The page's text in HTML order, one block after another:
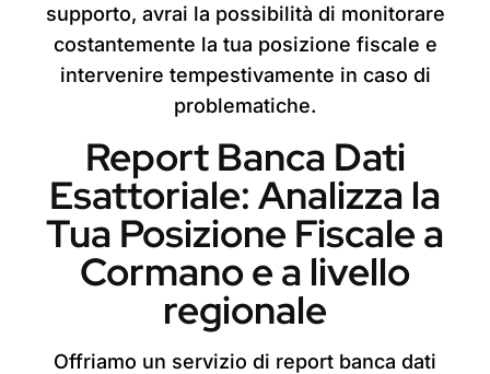
supporto, avrai la possibilità di monitorare
costantemente la tua posizione fiscale e
intervenire tempestivamente in caso di
problematiche.
Report Banca Dati
Esattoriale: Analizza la
Tua Posizione Fiscale a
Cormano e a livello
regionale
Offriamo un servizio di report banca dati